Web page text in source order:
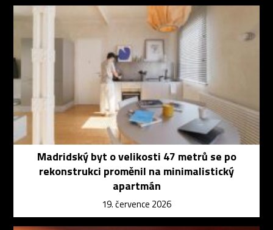
Madridský byt o velikosti 47 metrů se po
rekonstrukci proměnil na minimalistický
apartmán
19. července 2026